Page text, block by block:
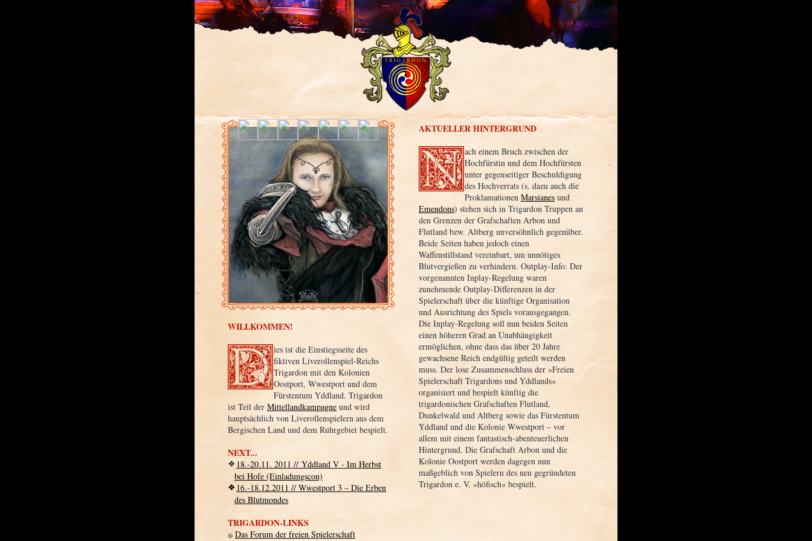
WILLKOMMEN!
ies ist die Einstiegsseite des
fiktiven Liverollenspiel-Reichs
Trigardon mit den Kolonien
Oostport, Wwestport und dem
Fürstentum Yddland. Trigardon
ist Teil der Mittellandkampagne und wird
hauptsächlich von Liverollenspielern aus dem
Bergischen Land und dem Ruhrgebiet bespielt.
NEXT...
❖ 18.-20.11. 2011 // Yddland V - Im Herbst
bei Hofe (Einladungscon)
❖ 16.-18.12.2011 // Wwestport 3 – Die Erben
des Blutmondes
TRIGARDON-LINKS
๏ Das Forum der freien Spielerschaft
AKTUELLER HINTERGRUND
ach einem Bruch zwischen der
Hochfürstin und dem Hochfürsten
unter gegenseitiger Beschuldigung
des Hochverrats (s. dazu auch die
Proklamationen Marsianes und
Emendons) stehen sich in Trigardon Truppen an
den Grenzen der Grafschaften Arbon und
Flutland bzw. Altberg unversöhnlich gegenüber.
Beide Seiten haben jedoch einen
Waffenstillstand vereinbart, um unnötiges
Blutvergießen zu verhindern. Outplay-Info: Der
vorgenannten Inplay-Regelung waren
zunehmende Outplay-Differenzen in der
Spielerschaft über die künftige Organisation
und Ausrichtung des Spiels vorausgegangen.
Die Inplay-Regelung soll nun beiden Seiten
einen höheren Grad an Unabhängigkeit
ermöglichen, ohne dass das über 20 Jahre
gewachsene Reich endgültig geteilt werden
muss. Der lose Zusammenschluss der »Freien
Spielerschaft Trigardons und Yddlands«
organisiert und bespielt künftig die
trigardonischen Grafschaften Flutland,
Dunkelwald und Altberg sowie das Fürstentum
Yddland und die Kolonie Wwestport – vor
allem mit einem fantastisch-abenteuerlichen
Hintergrund. Die Grafschaft Arbon und die
Kolonie Oostport werden dagegen nun
maßgeblich von Spielern des neu gegründeten
Trigardon e. V. »höfisch« bespielt.